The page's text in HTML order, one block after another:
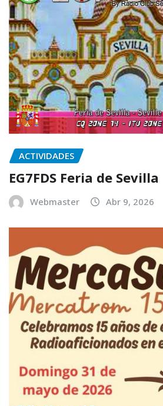
ACTIVIDADES
EG7FDS Feria de Sevilla
Webmaster Abr 9, 2026